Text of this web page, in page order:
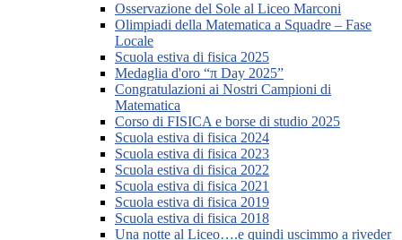
Osservazione del Sole al Liceo Marconi
Olimpiadi della Matematica a Squadre – Fase
Locale
Scuola estiva di fisica 2025
Medaglia d'oro “π Day 2025”
Congratulazioni ai Nostri Campioni di
Matematica
Corso di FISICA e borse di studio 2025
Scuola estiva di fisica 2024
Scuola estiva di fisica 2023
Scuola estiva di fisica 2022
Scuola estiva di fisica 2021
Scuola estiva di fisica 2019
Scuola estiva di fisica 2018
Una notte al Liceo….e quindi uscimmo a riveder